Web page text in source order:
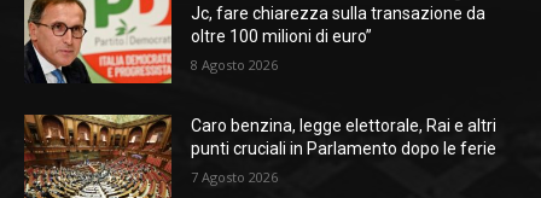
Jc, fare chiarezza sulla transazione da
oltre 100 milioni di euro”
8 Agosto 2026
Caro benzina, legge elettorale, Rai e altri
punti cruciali in Parlamento dopo le ferie
7 Agosto 2026